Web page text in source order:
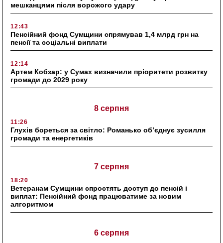
мешканцями після ворожого удару
12:43
Пенсійний фонд Сумщини спрямував 1,4 млрд грн на
пенсії та соціальні виплати
12:14
Артем Кобзар: у Сумах визначили пріоритети розвитку
громади до 2029 року
8 серпня
11:26
Глухів бореться за світло: Романько об’єднує зусилля
громади та енергетиків
7 серпня
18:20
Ветеранам Сумщини спростять доступ до пенсій і
виплат: Пенсійний фонд працюватиме за новим
алгоритмом
6 серпня